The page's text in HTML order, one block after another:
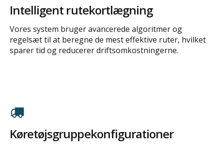
Intelligent rutekortlægning
Vores system bruger avancerede algoritmer og
regelsæt til at beregne de mest effektive ruter, hvilket
sparer tid og reducerer driftsomkostningerne.
Køretøjsgruppekonfigurationer